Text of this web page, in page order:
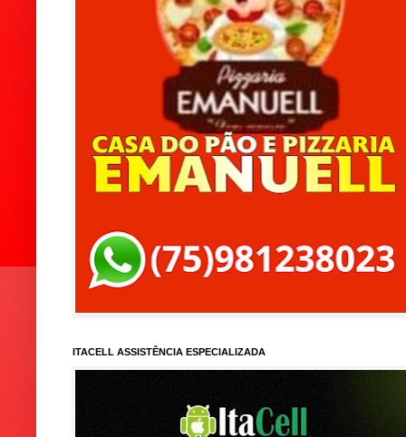
ITACELL ASSISTÊNCIA ESPECIALIZADA